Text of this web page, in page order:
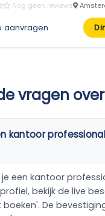
Nog geen reviews
aanvragen
vragen
kantoor
je een kantoor
bekijk de live
boeken'. De